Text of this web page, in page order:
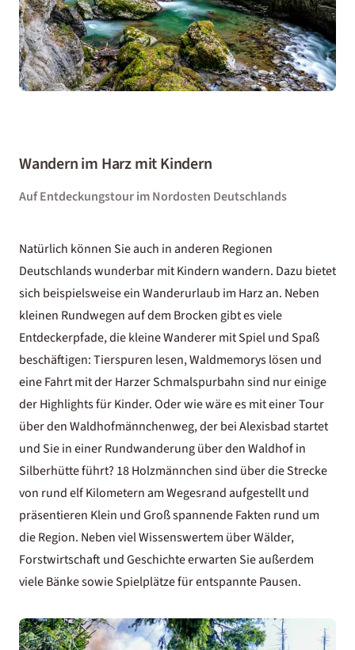
Wandern im Harz mit Kindern
Auf Entdeckungstour im Nordosten Deutschlands
Natürlich können Sie auch in anderen Regionen
Deutschlands wunderbar mit Kindern wandern. Dazu bietet
sich beispielsweise einWanderurlaub im Harzan. Neben
kleinen Rundwegen auf dem Brocken gibt es viele
Entdeckerpfade, die kleine Wanderer mit Spiel und Spaß
beschäftigen: Tierspuren lesen, Waldmemorys lösen und
eine Fahrt mit der Harzer Schmalspurbahn sind nur einige
der Highlights für Kinder. Oder wie wäre es mit einer Tour
über den Waldhofmännchenweg, der bei Alexisbad startet
und Sie in einer Rundwanderung über den Waldhof in
Silberhütte führt? 18 Holzmännchen sind über die Strecke
von rund elf Kilometern am Wegesrand aufgestellt und
präsentieren Klein und Groß spannende Fakten rund um
die Region. Neben viel Wissenswertem über Wälder,
Forstwirtschaft und Geschichte erwarten Sie außerdem
viele Bänke sowie Spielplätze für entspannte Pausen.